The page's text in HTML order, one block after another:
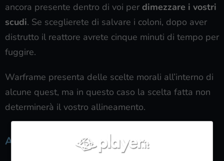
ancora presente dentro di voi per dimezzare i vostri
scudi. Se sceglierete di salvare i coloni, dopo aver
distrutto il reattore avrete cinque minuti di tempo per
fuggire.
Warframe presenta delle scelte morali all’interno di
alcune quest, ma in questo caso la scelta fatta non
determinerà il vostro allineamento.
Affrontare Vor